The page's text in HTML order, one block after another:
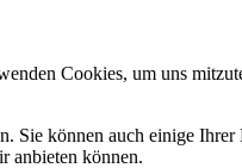
Cookies, um uns
Sie können auch einige
anbieten können.